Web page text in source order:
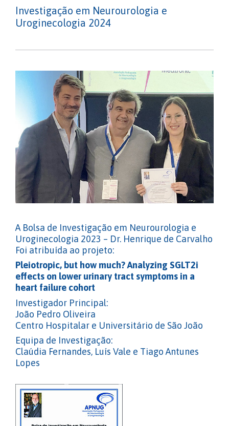
Investigação em Neurourologia e
Uroginecologia 2024
A Bolsa de Investigação em Neurourologia e
Uroginecologia 2023 – Dr. Henrique de Carvalho
Foi atribuída ao projeto:
Pleiotropic, but how much? Analyzing SGLT2i
effects on lower urinary tract symptoms in a
heart failure cohort
Investigador Principal:
João Pedro Oliveira
Centro Hospitalar e Universitário de São João
Equipa de Investigação:
Claúdia Fernandes, Luís Vale e Tiago Antunes
Lopes